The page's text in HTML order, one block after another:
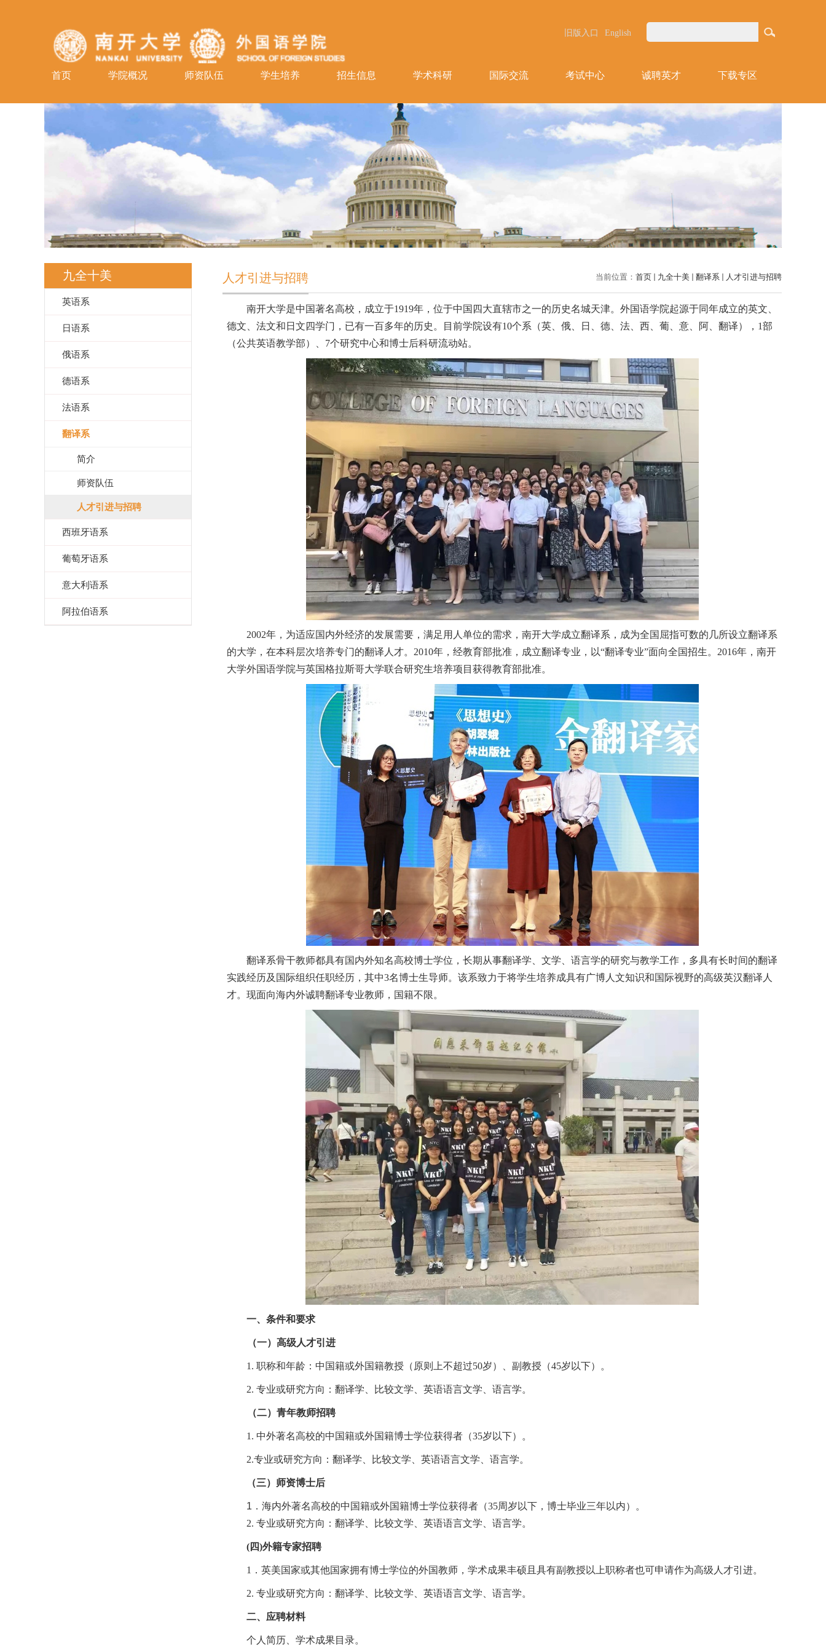
旧版入口 English
首页 学院概况 师资队伍 学生培养 招生信息 学术科研 国际交流 考试中心 诚聘英才 下载专区
九全十美
英语系
日语系
俄语系
德语系
法语系
翻译系
简介
师资队伍
人才引进与招聘
西班牙语系
葡萄牙语系
意大利语系
阿拉伯语系
当前位置： 首页 九全十美 翻译系 人才引进与招聘
人才引进与招聘
南开大学是中国著名高校，成立于1919年，位于中国四大直辖市之一的历史名城天津。外国语学院起源于同年成立的英文、
德文、法文和日文四学门，已有一百多年的历史。目前学院设有10个系（英、俄、日、德、法、西、葡、意、阿、翻译）， 1部
（公共英语教学部）、 7个研究中心和博士后科研流动站。
2002年，为适应国内外经济的发展需要，满足用人单位的需求，南开大学成立翻译系，成为全国屈指可数的几所设立翻译系
的大学，在本科层次培养专门的翻译人才。 2010年，经教育部批准，成立翻译专业，以“翻译专业”面向全国招生。 2016年，南开
大学外国语学院与英国格拉斯哥大学联合研究生培养项目获得教育部批准。
翻译系骨干教师都具有国内外知名高校博士学位，长期从事翻译学、文学、语言学的研究与教学工作，多具有长时间的翻译
实践经历及国际组织任职经历，其中3名博士生导师。该系致力于将学生培养成具有广博人文知识和国际视野的高级英汉翻译人
才。现面向海内外诚聘翻译专业教师，国籍不限。
一、条件和要求
（一）高级人才引进
1. 职称和年龄：中国籍或外国籍教授（原则上不超过50岁）、副教授（45岁以下）。
2. 专业或研究方向：翻译学、比较文学、英语语言文学、语言学。
（二）青年教师招聘
1. 中外著名高校的中国籍或外国籍博士学位获得者（35岁以下）。
2.专业或研究方向：翻译学、比较文学、英语语言文学、语言学。
（三）师资博士后
1 ． 海内外著名高校的中国籍或外国籍博士学位获得者（35周岁以下，博士毕业三年以内）。
2. 专业或研究方向：翻译学、比较文学、英语语言文学、语言学。
(四)外籍专家招聘
1 ． 英美国家或其他国家拥有博士学位的外国教师，学术成果丰硕且具有副教授以上职称者也可申请作为高级人才引进。
2. 专业或研究方向：翻译学、比较文学、英语语言文学、语言学。
二、应聘材料
个人简历、学术成果目录。